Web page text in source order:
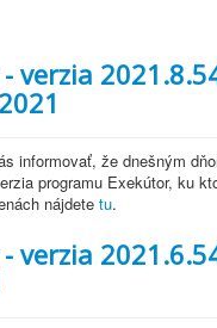
verzia
informovať, že dnešným
programu Exekútor, ku
nájdete tu.
verzia